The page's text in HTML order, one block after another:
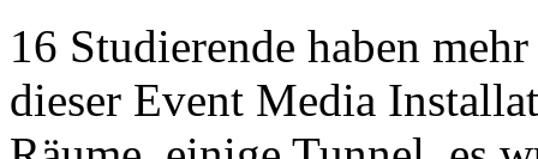
16 Studierende haben
dieser Event Media